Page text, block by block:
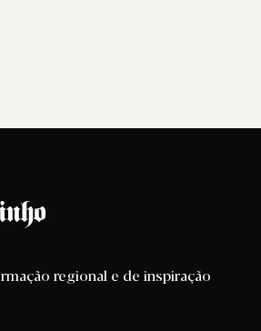
regional e de inspiração